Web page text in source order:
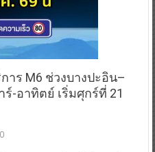
าร M6 ช่วงบางปะอิน–
-อาทิตย์ เริ่มศุกร์ที่ 21
0